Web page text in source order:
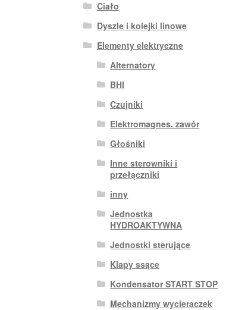
Ciało
Dyszle i kolejki linowe
Elementy elektryczne
Alternatory
BHI
Czujniki
Elektromagnes. zawór
Głośniki
Inne sterowniki i
przełączniki
inny
Jednostka
HYDROAKTYWNA
Jednostki sterujące
Klapy ssące
Kondensator START STOP
Mechanizmy wycieraczek